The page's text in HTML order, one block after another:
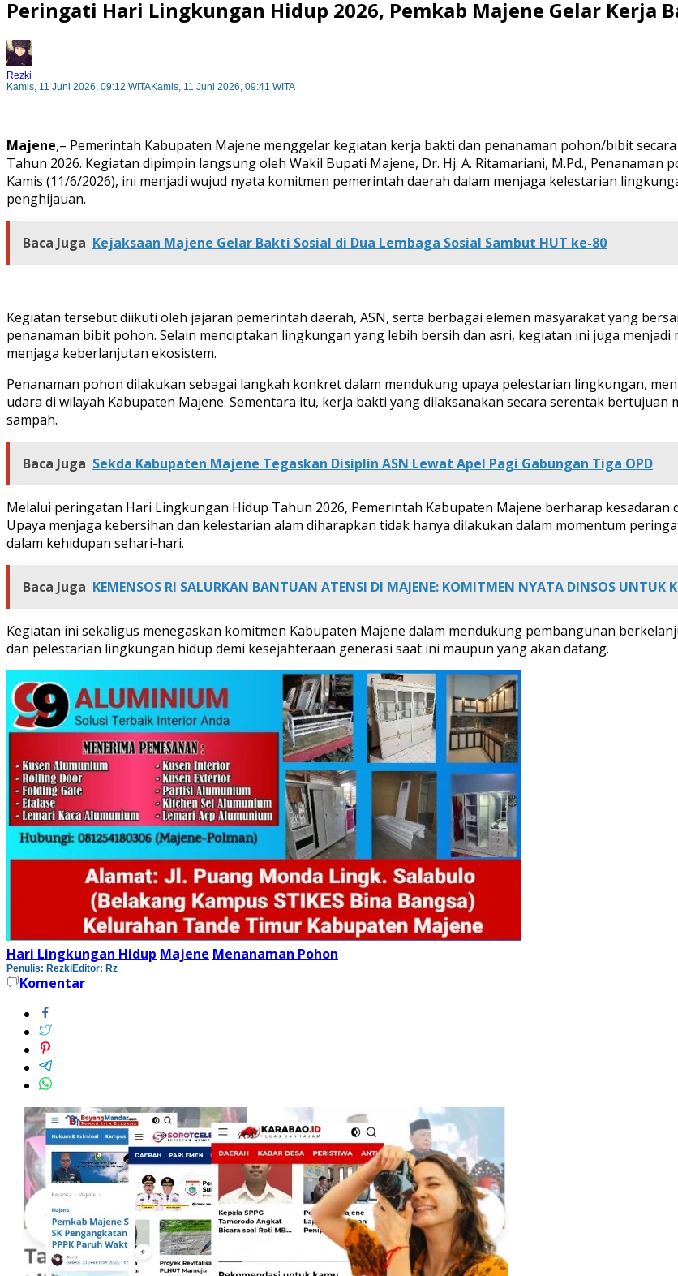
Peringati Hari Lingkungan Hidup 2026, Pemkab Majene Gelar Kerja
Rezki
Kamis, 11 Juni 2026, 09:12 WITAKamis, 11 Juni 2026, 09:41 WITA
Majene,– Pemerintah Kabupaten Majene menggelar kegiatan kerja bakti dan penanaman pohon/bibit
Tahun 2026. Kegiatan dipimpin langsung oleh Wakil Bupati Majene, Dr. Hj. A. Ritamariani, M.Pd.,
Kamis (11/6/2026), ini menjadi wujud nyata komitmen pemerintah daerah dalam menjaga kelestarian
penghijauan.
Baca Juga Kejaksaan Majene Gelar Bakti Sosial di Dua Lembaga Sosial Sambut HUT ke-80
Kegiatan tersebut diikuti oleh jajaran pemerintah daerah, ASN, serta berbagai elemen masyarakat yang
penanaman bibit pohon. Selain menciptakan lingkungan yang lebih bersih dan asri, kegiatan ini juga
menjaga keberlanjutan ekosistem.
Penanaman pohon dilakukan sebagai langkah konkret dalam mendukung upaya pelestarian lingkungan,
udara di wilayah Kabupaten Majene. Sementara itu, kerja bakti yang dilaksanakan secara serentak
sampah.
Baca Juga Sekda Kabupaten Majene Tegaskan Disiplin ASN Lewat Apel Pagi Gabungan Tiga OPD
Melalui peringatan Hari Lingkungan Hidup Tahun 2026, Pemerintah Kabupaten Majene berharap
Upaya menjaga kebersihan dan kelestarian alam diharapkan tidak hanya dilakukan dalam momentum
dalam kehidupan sehari-hari.
Baca Juga KEMENSOS RI SALURKAN BANTUAN ATENSI DI MAJENE: KOMITMEN NYATA DINSOS UNTUK
Kegiatan ini sekaligus menegaskan komitmen Kabupaten Majene dalam mendukung pembangunan
dan pelestarian lingkungan hidup demi kesejahteraan generasi saat ini maupun yang akan datang.
Hari Lingkungan Hidup Majene Menanaman Pohon
Penulis: RezkiEditor: Rz
Komentar